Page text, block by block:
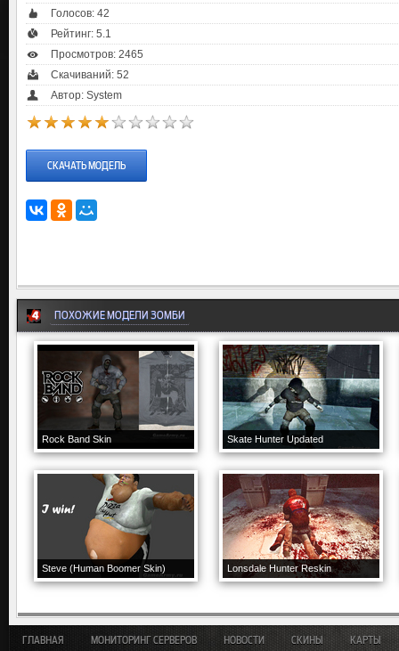
Голосов: 42
Рейтинг: 5.1
Просмотров: 2465
Скачиваний: 52
Автор: System
СКАЧАТЬ МОДЕЛЬ
ПОХОЖИЕ МОДЕЛИ ЗОМБИ
Rock Band Skin Skate Hunter Updated
Steve (Human Boomer Skin) Lonsdale Hunter Reskin
ГЛАВНАЯ МОНИТОРИНГ СЕРВЕРОВ НОВОСТИ СКИНЫ КАРТЫ